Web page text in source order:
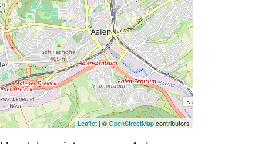
Leaflet | ©OpenStreetMapcontributors